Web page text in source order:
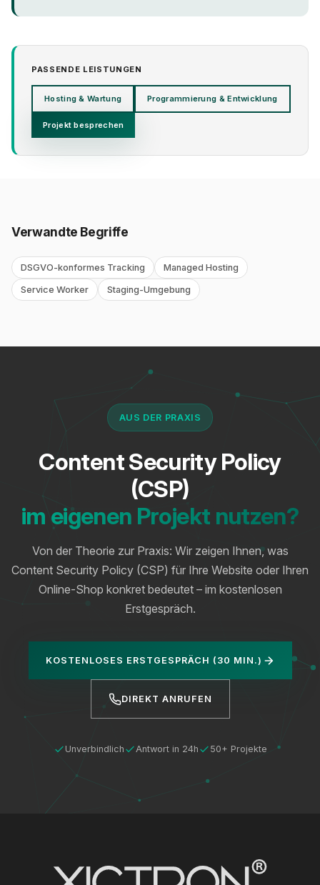
PASSENDE LEISTUNGEN
Hosting & Wartung Programmierung & Entwicklung
Projekt besprechen
Verwandte Begriffe
DSGVO-konformes Tracking Managed Hosting
Service Worker Staging-Umgebung
AUS DER PRAXIS
Content Security Policy
(CSP)
im eigenen Projekt nutzen?
Von der Theorie zur Praxis: Wir zeigen Ihnen, was
Content Security Policy (CSP) für Ihre Website oder Ihren
Online-Shop konkret bedeutet – im kostenlosen
Erstgespräch.
KOSTENLOSES ERSTGESPRÄCH (30 MIN.)
DIREKT ANRUFEN
Unverbindlich Antwort in 24h 50+ Projekte